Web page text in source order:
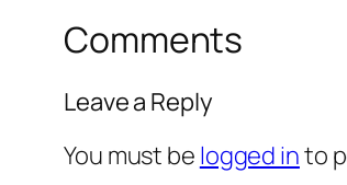
Comments
Leave a Reply
You must be logged into